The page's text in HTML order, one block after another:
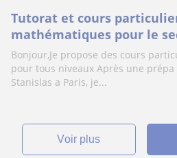
Tutorat et cours
mathématiques pour le
par une étudiante en
Bonjour,Je propose des cours
pour tous niveaux Après une
Stanislas a Paris, je...
voir plus